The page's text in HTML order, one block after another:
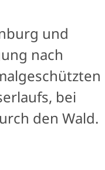
und
nach
bei
den Wald.